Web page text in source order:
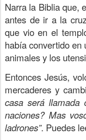
Narra la Biblia que,
antes de ir a la
que vio en el
había convertido en
animales y los
Entonces Jesús,
mercaderes y
casa será llamada
naciones? Mas
ladrones”. Puedes